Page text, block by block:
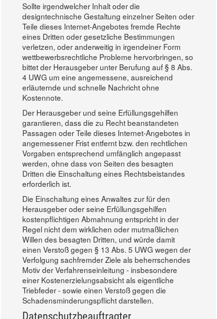
Sollte irgendwelcher Inhalt oder die
designtechnische Gestaltung einzelner Seiten oder
Teile dieses Internet-Angebotes fremde Rechte
eines Dritten oder gesetzliche Bestimmungen
verletzen, oder anderweitig in irgendeiner Form
wettbewerbsrechtliche Probleme hervorbringen, so
bittet der Herausgeber unter Berufung auf § 8 Abs.
4 UWG um eine angemessene, ausreichend
erläuternde und schnelle Nachricht ohne
Kostennote.
Der Herausgeber und seine Erfüllungsgehilfen
garantieren, dass die zu Recht beanstandeten
Passagen oder Teile dieses Internet-Angebotes in
angemessener Frist entfernt bzw. den rechtlichen
Vorgaben entsprechend umfänglich angepasst
werden, ohne dass von Seiten des besagten
Dritten die Einschaltung eines Rechtsbeistandes
erforderlich ist.
Die Einschaltung eines Anwaltes zur für den
Herausgeber oder seine Erfüllungsgehilfen
kostenpflichtigen Abmahnung entspricht in der
Regel nicht dem wirklichen oder mutmaßlichen
Willen des besagten Dritten, und würde damit
einen Verstoß gegen § 13 Abs. 5 UWG wegen der
Verfolgung sachfremder Ziele als beherrschendes
Motiv der Verfahrenseinleitung - insbesondere
einer Kostenerzielungsabsicht als eigentliche
Triebfeder - sowie einen Verstoß gegen die
Schadensminderungspflicht darstellen.